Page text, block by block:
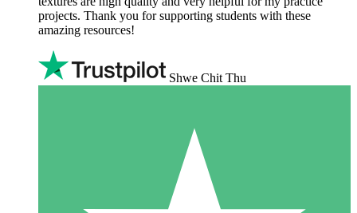
projects. Thank you for supporting students with these
amazing resources!
Shwe Chit Thu